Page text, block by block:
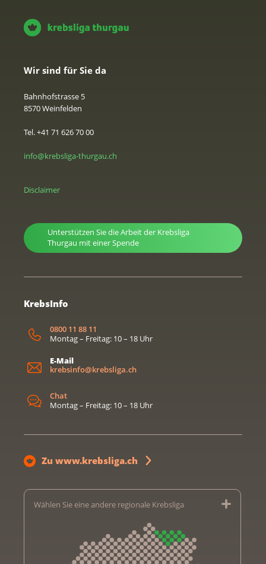
Wir sind für Sie da
Bahnhofstrasse 5
8570 Weinfelden
Tel. +41 71 626 70 00
info@krebsliga-thurgau.ch
Disclaimer
Unterstützen Sie die Arbeit der Krebsliga
Thurgau mit einer Spende
KrebsInfo
0800 11 88 11
Montag – Freitag: 10 – 18 Uhr
E-Mail
krebsinfo@krebsliga.ch
Chat
Montag – Freitag: 10 – 18 Uhr
Zu www.krebsliga.ch
Wählen Sie eine andere regionale Krebsliga